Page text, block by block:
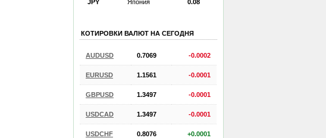
JPY Япония 0.08
КОТИРОВКИ ВАЛЮТ НА СЕГОДНЯ
AUDUSD 0.7069 -0.0002
EURUSD 1.1561 -0.0001
GBPUSD 1.3497 -0.0001
USDCAD 1.3497 -0.0001
USDCHF 0.8076 +0.0001